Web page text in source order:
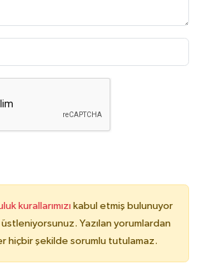
kurallarımızı kabul etmiş bulunuyor
Yazılan yorumlardan
hiçbir şekilde sorumlu tutulamaz.